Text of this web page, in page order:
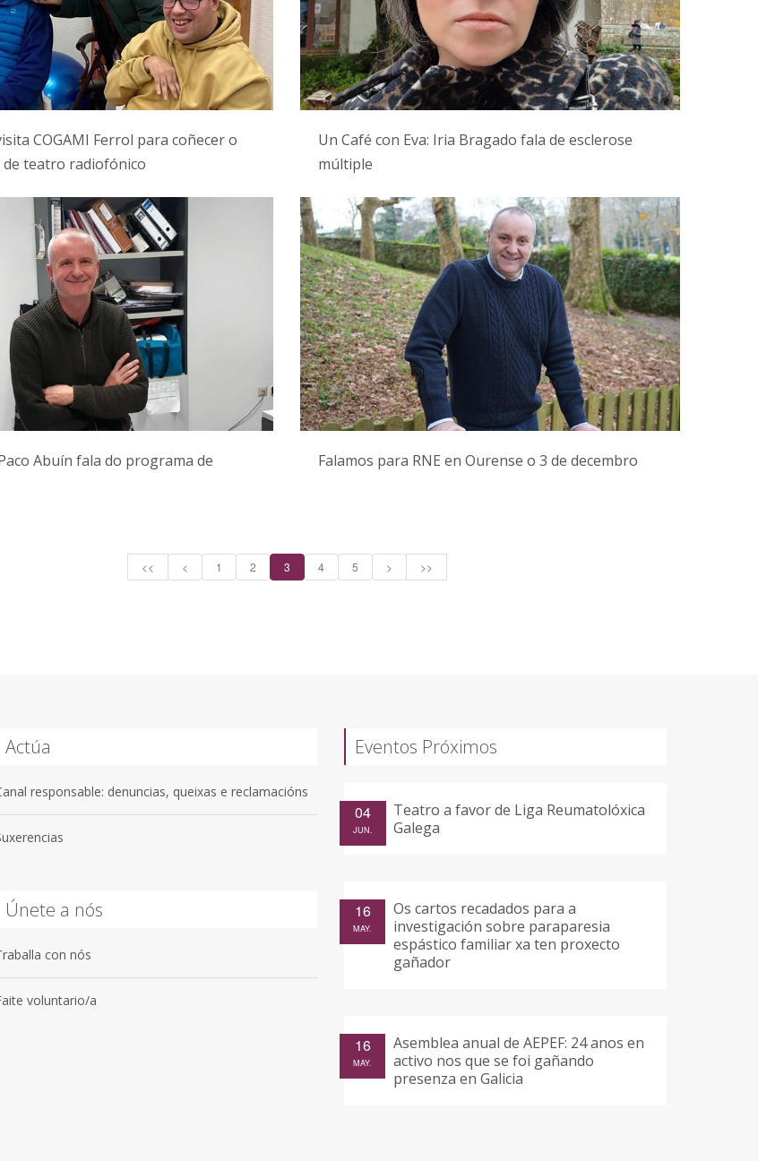
COGAMI Ferrol para coñecer o
teatro radiofónico
Un Café con Eva: Iria Bragado fala de esclerose
múltiple
Abuín fala do programa de
Falamos para RNE en Ourense o 3 de decembro
<< < 1 2 3 4 5 > >>
Actúa
responsable: denuncias, queixas e reclamacións
Únete a nós
con nós
voluntario/a
Eventos Próximos
Teatro a favor de Liga Reumatolóxica
Galega
04
JUN.
Os cartos recadados para a
investigación sobre paraparesia
espástico familiar xa ten proxecto
gañador
16
MAY.
Asemblea anual de AEPEF: 24 anos en
activo nos que se foi gañando
presenza en Galicia
16
MAY.